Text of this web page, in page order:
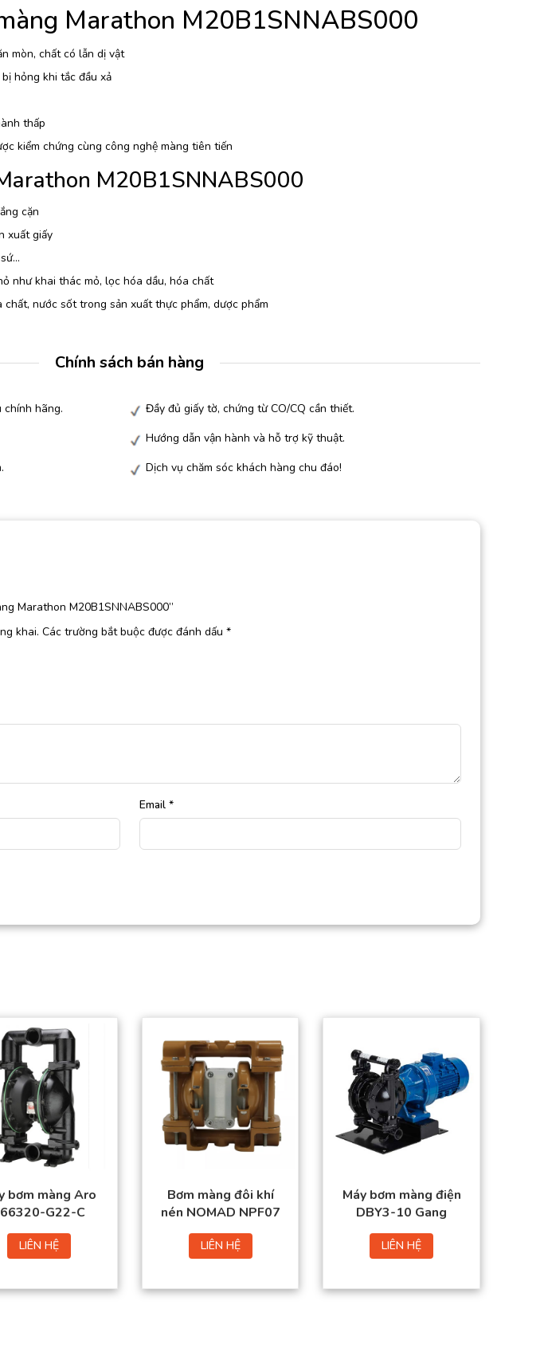
Marathon M20B1SNNABS000
mòn, chất có lẫn dị vật
hỏng khi tắc đầu xả
thấp
kiểm chứng cùng công nghệ màng tiên tiến
M20B1SNNABS000
cặn
xuất giấy
như khai thác mỏ, lọc hóa dầu, hóa chất
nước sốt trong sản xuất thực phẩm, dược phẩm
Chính sách bán hàng
chính hãng.
Đầy đủ giấy tờ, chứng từ CO/CQ cần thiết.
Hướng dẫn vận hành và hỗ trợ kỹ thuật.
Dịch vụ chăm sóc khách hàng chu đáo!
Marathon M20B1SNNABS000”
khai. Các trường bắt buộc được đánh dấu *
Email *
bơm màng Aro
G22-C
LIÊN HỆ
Bơm màng đôi khí
nén NOMAD NPF07
LIÊN HỆ
Máy bơm màng điện
DBY3-10 Gang
LIÊN HỆ